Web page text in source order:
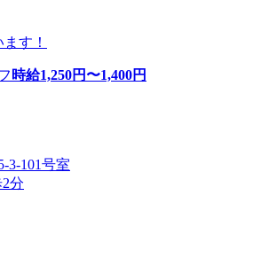
す！
時給1,250円〜1,400円
3-101号室
分